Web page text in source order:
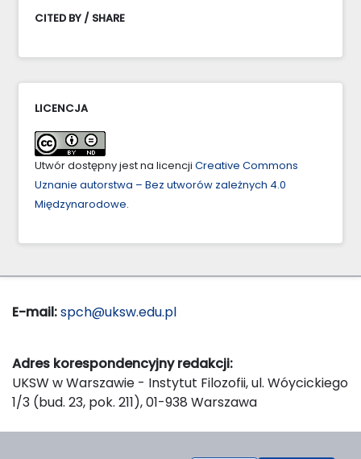
CITED BY / SHARE
LICENCJA
Utwór dostępny jest na licencji Creative Commons
Uznanie autorstwa – Bez utworów zależnych 4.0
Międzynarodowe.
E-mail:spch@uksw.edu.pl
Adres korespondencyjny redakcji:
UKSW w Warszawie - Instytut Filozofii, ul. Wóycickiego
1/3 (bud. 23, pok. 211), 01-938 Warszawa